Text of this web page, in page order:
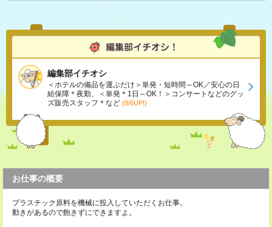
編集部イチオシ
＜ホテルの備品を運ぶだけ＞単発・短時間～OK／安心の日
給保障＊夜勤、＜単発＊1日～OK！＞コンサートなどのグッ
ズ販売スタッフ＊など (8/6UP!)
お仕事の概要
プラスチック原料を機械に投入していただくお仕事。
動きがあるので飽きずにできますよ。